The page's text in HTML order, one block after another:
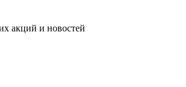
акций и новостей